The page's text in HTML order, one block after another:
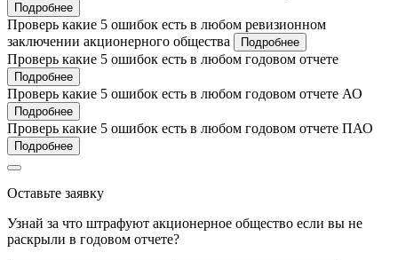
Подробнее
Проверь какие 5 ошибок есть в любом ревизионном
заключении акционерного общества
Подробнее
Проверь какие 5 ошибок есть в любом годовом отчете
Подробнее
Проверь какие 5 ошибок есть в любом годовом отчете АО
Подробнее
Проверь какие 5 ошибок есть в любом годовом отчете ПАО
Подробнее
Оставьте заявку
Узнай за что штрафуют акционерное общество если вы не
раскрыли в годовом отчете?